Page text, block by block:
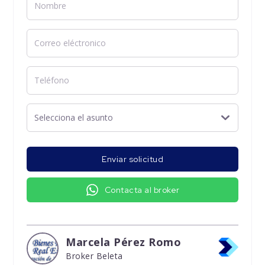
Enviar solicitud
Contacta al broker
Marcela Pérez Romo
Broker Beleta